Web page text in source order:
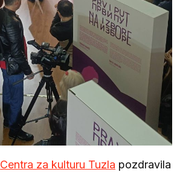
Centra za kulturu Tuzla pozdravila